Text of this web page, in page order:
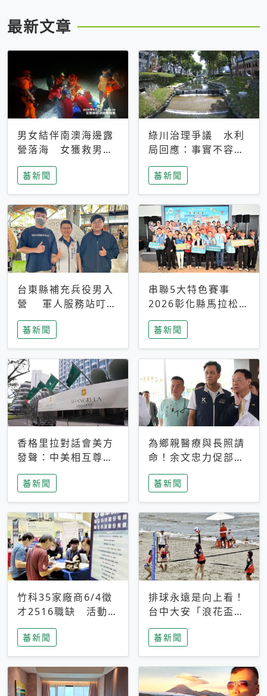
最新文章
男女結伴南澳海邊露
營落海 女獲救男仍
搜救中
蕃新聞
綠川治理爭議 水利
局回應：事實不容被
選擇性解讀
蕃新聞
台東縣補充兵役男入
營 軍人服務站叮嚀
及歡送
蕃新聞
串聯5大特色賽事
2026彰化縣馬拉松嘉
年華啟動
蕃新聞
香格里拉對話會美方
發聲：中美相互尊
重、良性溝通事關全
球和平穩定
蕃新聞
為鄉親醫療與長照請
命！余文忠力促部苗
升格「台大苗栗分
院」
蕃新聞
竹科35家廠商6/4徵
才2516職缺 活動當
天完成面試2家廠商
即可參加抽獎
蕃新聞
排球永遠是向上看！
台中大安「浪花盃」
沙排賽今日起跑 烈
日、海風、餐車派對
引爆海線初夏
蕃新聞